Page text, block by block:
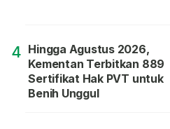
4 Hingga Agustus 2026,
Kementan Terbitkan 889
Sertifikat Hak PVT untuk
Benih Unggul